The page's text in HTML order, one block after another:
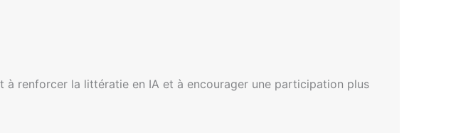
renforcer la littératie en IA et à encourager une participation plus